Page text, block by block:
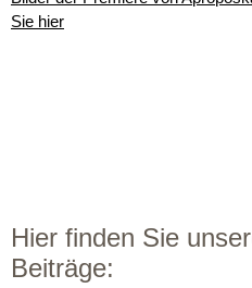
Sie hier
Hier finden Sie
Beiträge: